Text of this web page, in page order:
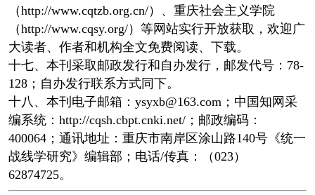
（http://www.cqtzb.org.cn/）、重庆社会主义学院
（http://www.cqsy.org/）等网站实行开放获取，欢迎广
大读者、作者和机构全文免费阅读、下载。
十七、本刊采取邮政发行和自办发行，邮发代号：78-
128；自办发行联系方式同下。
十八、本刊电子邮箱：ysyxb@163.com；中国知网采
编系统：http://cqsh.cbpt.cnki.net/；邮政编码：
400064；通讯地址：重庆市南岸区涂山路140号《统一
战线学研究》编辑部；电话/传真：（023）
62874725。